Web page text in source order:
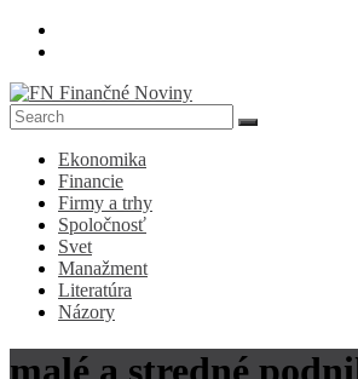
Skip
FN
Finančné
Noviny
Denník
ekonomike
spoločnosti
Ekonomika
Financie
Firmy a trhy
Spoločnosť
Svet
Manažment
Literatúra
Názory